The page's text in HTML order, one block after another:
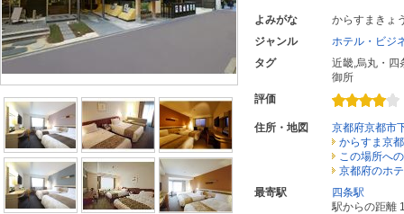
よみがな
からすまきょ
ジャンル
ホテル・ビジ
タグ
近畿,烏丸・四
御所
評価
住所・地図
京都府京都市
からすま京
この場所へ
京都府のホ
最寄駅
四条駅
駅からの距離